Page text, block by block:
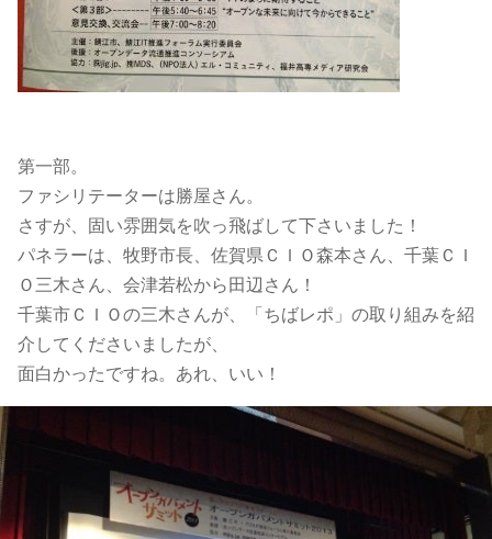
第一部。
ファシリテーターは勝屋さん。
さすが、固い雰囲気を吹っ飛ばして下さいました！
パネラーは、牧野市長、佐賀県ＣＩＯ森本さん、千葉ＣＩ
Ｏ三木さん、会津若松から田辺さん！
千葉市ＣＩＯの三木さんが、「ちばレポ」の取り組みを紹
介してくださいましたが、
面白かったですね。あれ、いい！